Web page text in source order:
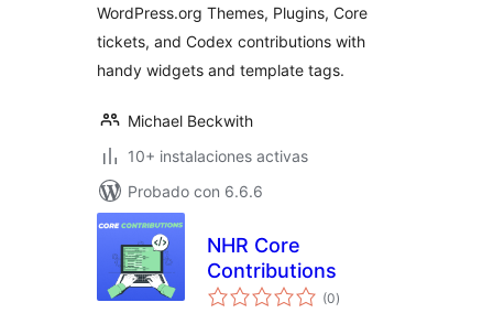
WordPress.org Themes, Plugins, Core
tickets, and Codex contributions with
handy widgets and template tags.
Michael Beckwith
10+ instalaciones activas
Probado con 6.6.6
NHR Core
Contributions
(0total
de
)